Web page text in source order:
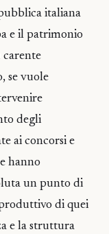
italiana
e il patrimonio
carente
se vuole
degli
ai concorsi e
hanno
un punto di
di quei
e la struttura